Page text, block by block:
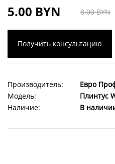
5.00 BYN
8.00 BYN
Получить консультацию
Производитель:
Евро
Модель:
Плинтус
Наличие:
В